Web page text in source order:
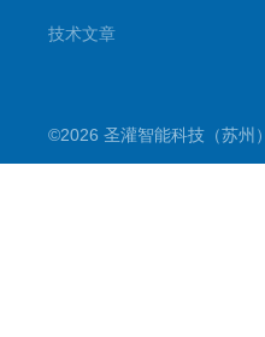
技术文章
©2026 圣灌智能科技（苏